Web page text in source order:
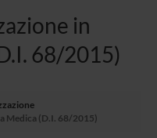
in
68/2015)
Medica (D.I. 68/2015)